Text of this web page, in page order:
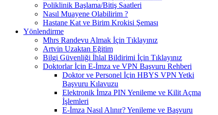
Poliklinik Başlama/Bitiş Saatleri
Nasıl Muayene Olabilirim ?
Hastane Kat ve Birim Krokisi Şeması
Yönlendirme
Mhrs Randevu Almak İçin Tıklayınız
Artvin Uzaktan Eğitim
Bilgi Güvenliği İhlal Bildirimi İçin Tıklayınız
Doktorlar İçin E-İmza ve VPN Başvuru Rehberi
Doktor ve Personel İçin HBYS VPN Yetki
Başvuru Kılavuzu
Elektronik İmza PIN Yenileme ve Kilit Açma
İşlemleri
E-İmza Nasıl Alınır? Yenileme ve Başvuru